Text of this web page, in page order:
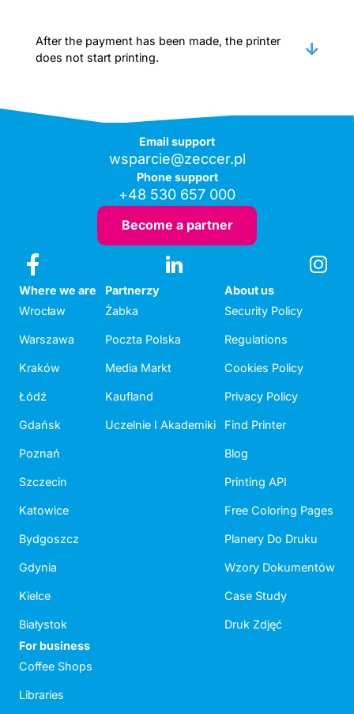
After the payment has been made, the printer
does not start printing.
Email support
wsparcie@zeccer.pl
Phone support
+48 530 657 000
Become a partner
Where we are
Wrocław
Warszawa
Kraków
Łódź
Gdańsk
Poznań
Szczecin
Katowice
Bydgoszcz
Gdynia
Kielce
Białystok
Partnerzy
Żabka
Poczta Polska
Media Markt
Kaufland
Uczelnie I Akademiki
About us
Security Policy
Regulations
Cookies Policy
Privacy Policy
Find Printer
Blog
Printing API
Free Coloring Pages
Planery Do Druku
Wzory Dokumentów
Case Study
Druk Zdjęć
For business
Coffee Shops
Libraries